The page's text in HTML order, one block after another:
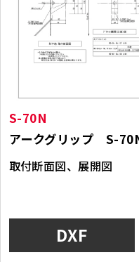
S-70N
アークグリップ S-
取付断面図、展開図
DXF